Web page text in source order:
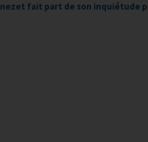
fait part de son inquiétude